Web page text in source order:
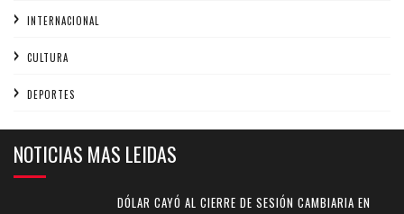
INTERNACIONAL
CULTURA
DEPORTES
NOTICIAS MAS LEIDAS
DÓLAR CAYÓ AL CIERRE DE SESIÓN CAMBIARIA EN